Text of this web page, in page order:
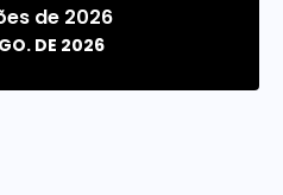
de 2026
DE 2026